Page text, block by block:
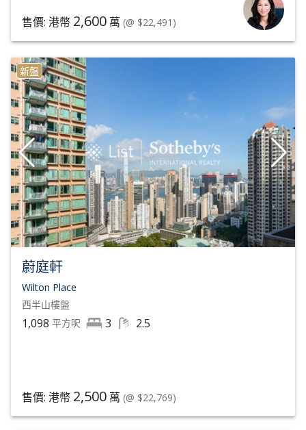
售價: 港幣 2,600 萬 (@ $22,491)
新盤
蔚庭軒
Wilton Place
西半山樓盤
1,098 平方呎 3 2.5
售價: 港幣 2,500 萬 (@ $22,769)